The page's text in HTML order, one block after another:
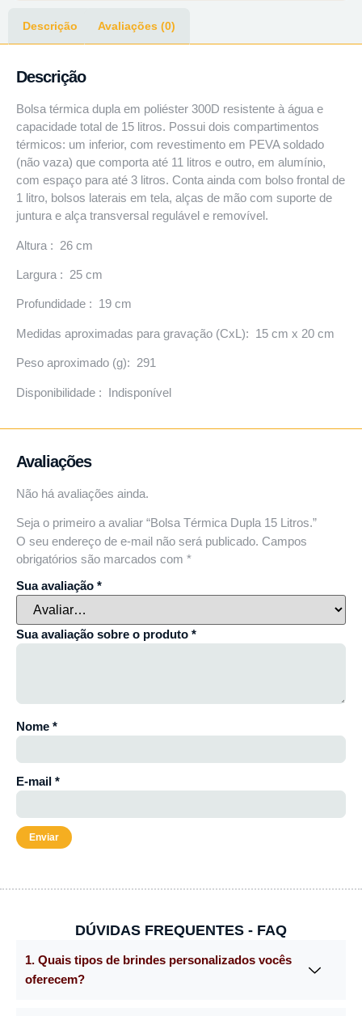
Descrição Avaliações (0)
Descrição
Bolsa térmica dupla em poliéster 300D resistente à água e
capacidade total de 15 litros. Possui dois compartimentos
térmicos: um inferior, com revestimento em PEVA soldado
(não vaza) que comporta até 11 litros e outro, em alumínio,
com espaço para até 3 litros. Conta ainda com bolso frontal de
1 litro, bolsos laterais em tela, alças de mão com suporte de
juntura e alça transversal regulável e removível.
Altura : 26 cm
Largura : 25 cm
Profundidade : 19 cm
Medidas aproximadas para gravação (CxL): 15 cm x 20 cm
Peso aproximado (g): 291
Disponibilidade : Indisponível
Avaliações
Não há avaliações ainda.
Seja o primeiro a avaliar “Bolsa Térmica Dupla 15 Litros.”
O seu endereço de e-mail não será publicado. Campos
obrigatórios são marcados com *
Sua avaliação *
Sua avaliação sobre o produto *
Nome *
E-mail *
DÚVIDAS FREQUENTES - FAQ
1. Quais tipos de brindes personalizados vocês
oferecem?